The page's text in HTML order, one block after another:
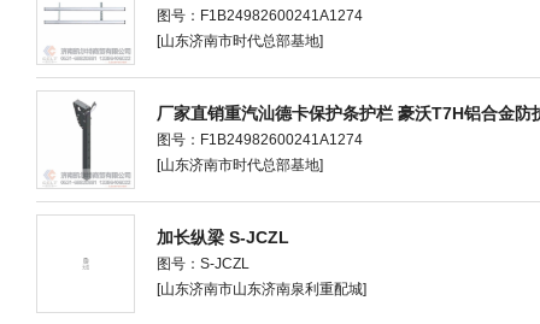
图号：F1B24982600241A1274
[山东济南市时代总部基地]
厂家直销重汽汕德卡保护条护栏 豪沃T7H铝合金防
图号：F1B24982600241A1274
[山东济南市时代总部基地]
加长纵梁 S-JCZL
图号：S-JCZL
[山东济南市山东济南泉利重配城]